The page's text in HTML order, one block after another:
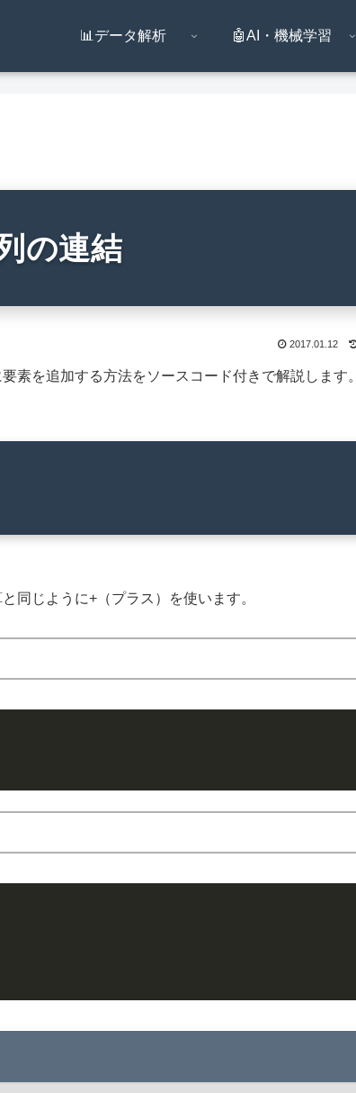
📊データ解析 🤖AI・機械学習
の連結
2017.01.12
素を追加する方法をソースコード付きで解説します。
同じように+（プラス）を使います。